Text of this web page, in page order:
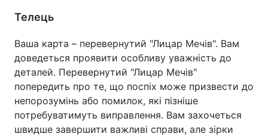
Телець
Ваша карта – перевернутий "Лицар Мечів". Вам
доведеться проявити особливу уважність до
деталей. Перевернутий "Лицар Мечів"
попередить про те, що поспіх може призвести до
непорозумінь або помилок, які пізніше
потребуватимуть виправлення. Вам захочеться
швидше завершити важливі справи, але зірки